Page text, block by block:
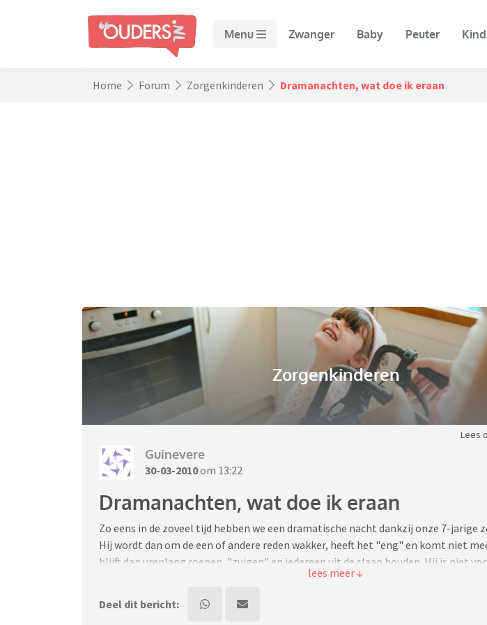
Menu Zwanger Baby Peuter Kind
Home Forum Zorgenkinderen Dramanachten, wat doe ik eraan
Zorgenkinderen
Lees
Guinevere
30-03-2010om 13:22
Dramanachten, wat doe ik eraan
Zo eens in de zoveel tijd hebben we een dramatische nacht dankzij onze 7-jarige
Hij wordt dan om de een of andere reden wakker, heeft het "eng" en komt niet
blijft dan urenlang roepen, "zuigen" en iedereen uit de slaap houden. Hij is niet
zulke momenten, dus alle methodes die we overdag succesvol toepassen werken
Vannacht was het dus weer zover, hij werd om kwart voor 2 wakker, en begon te
Deel dit bericht: